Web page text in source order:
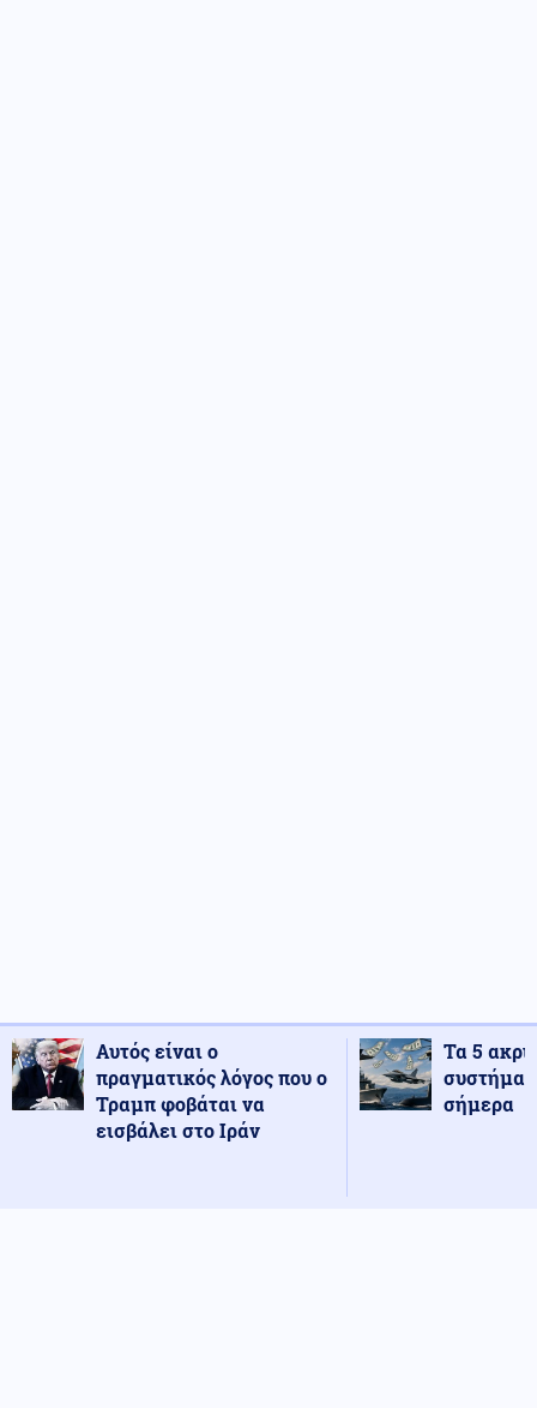
Αυτός είναι ο
πραγματικός λόγος που ο
Τραμπ φοβάται να
εισβάλει στο Ιράν
Τα 5
σήμερα